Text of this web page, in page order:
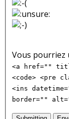
Vous pourriez
<a href=""
<code> <pre
<ins
border=""